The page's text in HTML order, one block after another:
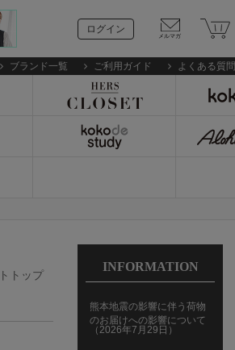
ログイン
ブランド一覧 ご利用ガイド よくある質問
トップ
INFORMATION
熊本地震の影響に伴う荷物
のお届けへの影響について
（2026年7月29日）